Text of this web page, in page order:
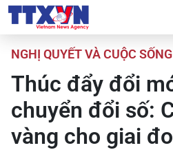
NGHỊ QUYẾT VÀ CUỘC SỐNG
Thúc đẩy đổi
chuyển đổi số:
vàng cho giai